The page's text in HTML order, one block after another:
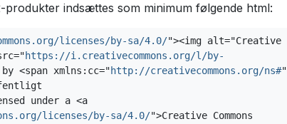
produkter indsættes som minimum følgende html:
licenses/by-sa/4.0/"><img alt="Creative
https://i.creativecommons.org/l/by-
<span xmlns:cc="http://creativecommons.org/ns#"
under a <a
licenses/by-sa/4.0/">Creative Commons